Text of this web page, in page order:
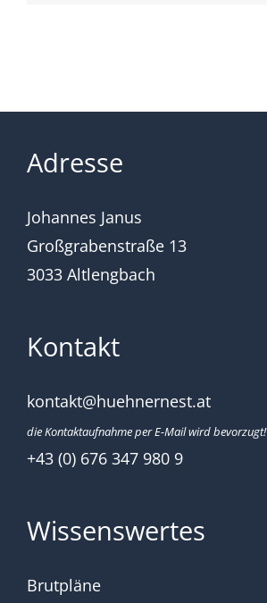
Adresse
Johannes Janus
Großgrabenstraße 13
3033 Altlengbach
Kontakt
kontakt@huehnernest.at
die Kontaktaufnahme per E-Mail wird bevorzugt!
+43 (0) 676 347 980 9
Wissenswertes
Brutpläne